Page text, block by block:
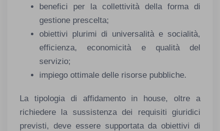
benefici per la collettività della forma di
gestione prescelta;
obiettivi plurimi di universalità e socialità,
efficienza, economicità e qualità del
servizio;
impiego ottimale delle risorse pubbliche.
La tipologia di affidamento in house, oltre a
richiedere la sussistenza dei requisiti giuridici
previsti, deve essere supportata da obiettivi di